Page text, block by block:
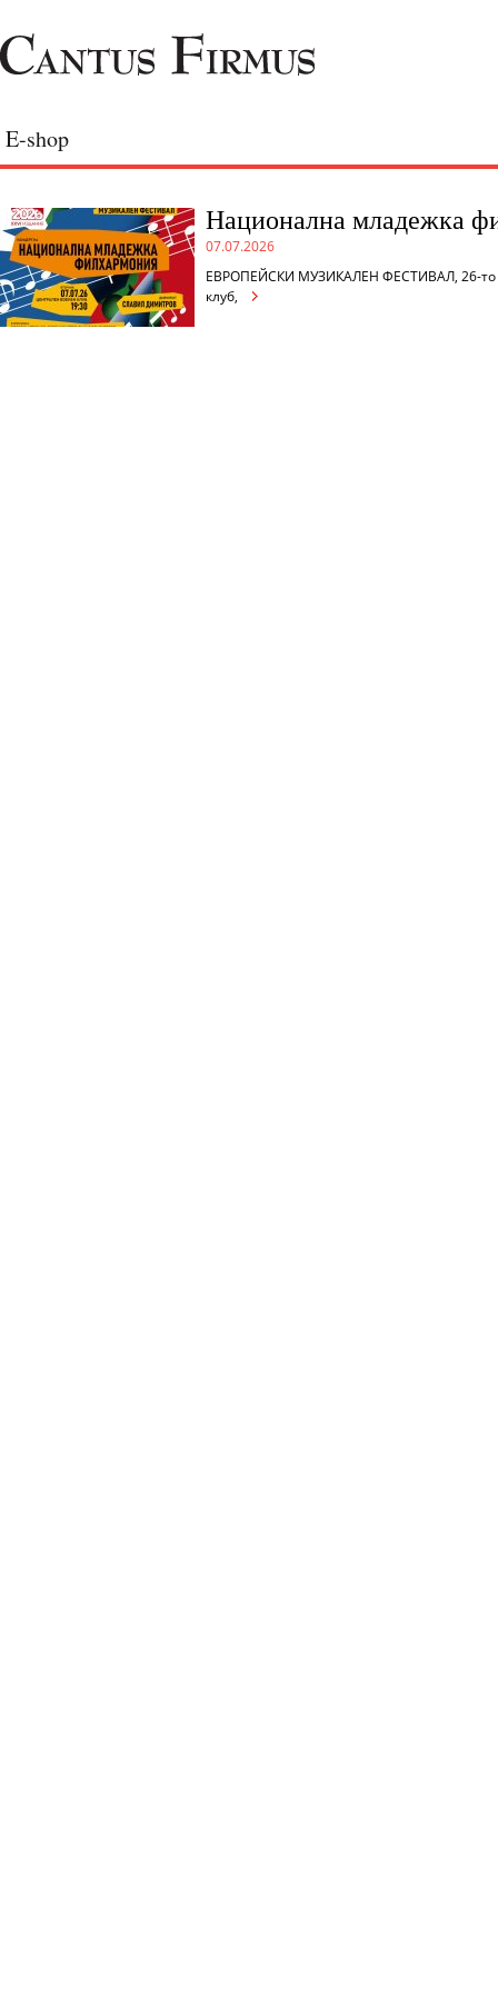
E-shop
Национална младежка
07.07.2026
ЕВРОПЕЙСКИ МУЗИКАЛЕН ФЕСТИВАЛ, 26-то
клуб,